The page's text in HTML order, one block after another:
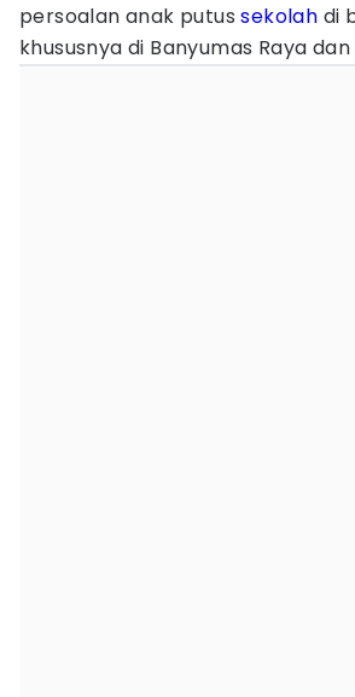
persoalan anak putussekolah di
khususnya di Banyumas Raya